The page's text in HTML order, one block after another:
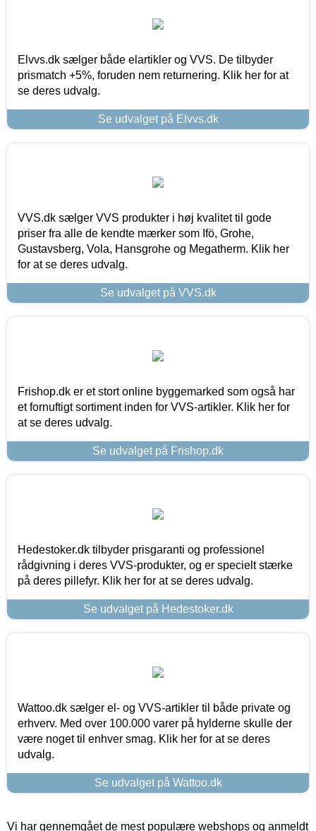
Elvvs.dk sælger både elartikler og VVS. De tilbyder
prismatch +5%, foruden nem returnering. Klik her for at
se deres udvalg.
Se udvalget på Elvvs.dk
VVS.dk sælger VVS produkter i høj kvalitet til gode
priser fra alle de kendte mærker som Ifö, Grohe,
Gustavsberg, Vola, Hansgrohe og Megatherm. Klik her
for at se deres udvalg.
Se udvalget på VVS.dk
Frishop.dk er et stort online byggemarked som også har
et fornuftigt sortiment inden for VVS-artikler. Klik her for
at se deres udvalg.
Se udvalget på Frishop.dk
Hedestoker.dk tilbyder prisgaranti og professionel
rådgivning i deres VVS-produkter, og er specielt stærke
på deres pillefyr. Klik her for at se deres udvalg.
Se udvalget på Hedestoker.dk
Wattoo.dk sælger el- og VVS-artikler til både private og
erhverv. Med over 100.000 varer på hylderne skulle der
være noget til enhver smag. Klik her for at se deres
udvalg.
Se udvalget på Wattoo.dk
Vi har gennemgået de mest populære webshops og anmeldt